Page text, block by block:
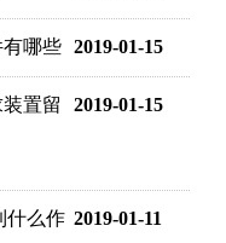
2019-01-15
哪些
2019-01-15
置留
2019-01-11
什么作